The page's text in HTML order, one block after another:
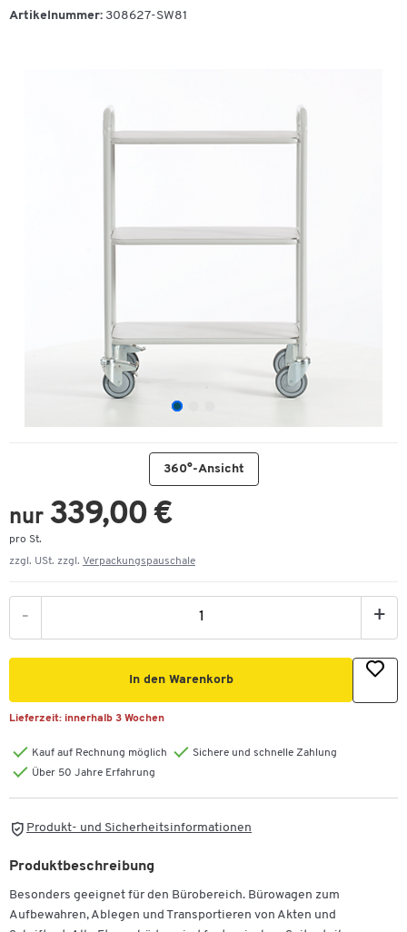
Artikelnummer: 308627-SW81
360°-Ansicht
nur 339,00 €
pro St.
zzgl. USt. zzgl. Verpackungspauschale
- +
In den Warenkorb
Lieferzeit: innerhalb 3 Wochen
Kauf auf Rechnung möglich
Sichere und schnelle Zahlung
Über 50 Jahre Erfahrung
Produkt- und Sicherheitsinformationen
Produktbeschreibung
Besonders geeignet für den Bürobereich. Bürowagen zum
Aufbewahren, Ablegen und Transportieren von Akten und